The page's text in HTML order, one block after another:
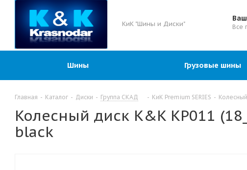
КиК "Шины и Диски" Все
Шины Грузовые шины
Главная - Каталог - Диски - Группа СКАД - КиК Premium SERIES -
Колесный диск K&K KP011
black